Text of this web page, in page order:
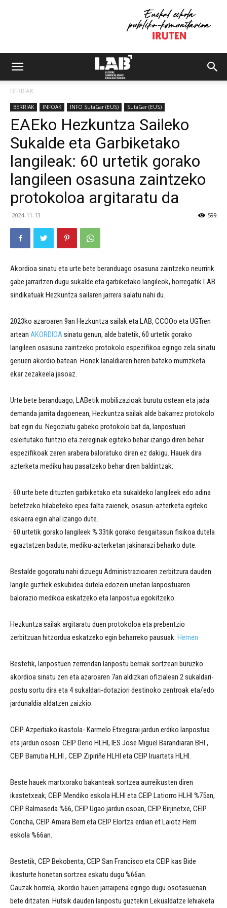
BERRIAK
BERRIAK INFOAK INFO SutaGar (EUS) SutaGar (EUS)
EAEko Hezkuntza Saileko
Sukalde eta Garbiketako
langileak: 60 urtetik gorako
langileen osasuna zaintzeko
protokoloa argitaratu da
2024-11-13 599
Akordioa sinatu eta urte bete beranduago osasuna zaintzeko neurririk
gabe jarraitzen dugu sukalde eta garbiketako langileok, horregatik LAB
sindikatuak Hezkuntza sailaren jarrera salatu nahi du.
2023ko azaroaren 9an Hezkuntza sailak eta LAB, CCOOo eta UGTren
artean AKORDIOAsinatu genun, alde batetik, 60 urtetik gorako
langileen osasuna zaintzeko protokolo espezifikoa egingo zela sinatu
genuen akordio batean. Honek lanaldiaren heren bateko murrizketa
ekar zezakeela jasoaz.
Urte bete beranduago, LABetik mobilizazioak burutu ostean eta jada
demanda jarrita dagoenean, Hezkuntza sailak alde bakarrez protokolo
bat egin du. Negoziatu gabeko protokolo bat da, lanpostuari
esleitutako funtzio eta zereginak egiteko behar izango diren behar
espezifikoak zeren arabera baloratuko diren ez dakigu. Hauek dira
azterketa mediku hau pasatzeko behar diren baldintzak:
· 60 urte bete dituzten garbiketako eta sukaldeko langileek edo adina
betetzeko hilabeteko epea falta zaienek, osasun-azterketa egiteko
eskaera egin ahal izango dute.
· 60 urtetik gorako langileek % 33tik gorako desgaitasun fisikoa dutela
egiaztatzen badute, mediku-azterketan jakinarazi beharko dute.
Bestalde gogoratu nahi dizuegu Administrazioaren zerbitzura dauden
langile guztiek eskubidea dutela edozein unetan lanpostuaren
balorazio medikoa eskatzeko eta lanpostua egokitzeko.
Hezkuntza sailak argitaratu duen protokoloa eta prebentzio
zerbitzuan hitzordua eskatzeko egin beharreko pausuak: Hemen
Bestetik, lanpostuen zerrendan lanpostu berriak sortzeari buruzko
akordioa sinatu zen eta azaroaren 7an aldizkari ofizialean 2 sukaldari-
postu sortu dira eta 4 sukaldari-dotaziori destinoko zentroak eta/edo
jardunaldia aldatzen zaizkio.
CEIP Azpeitiako ikastola- Karmelo Etxegarai jardun erdiko lanpostua
eta jardun osoan: CEIP Derio HLHI, IES Jose Miguel Barandiaran BHI ,
CEIP Barrutia HLHI , CEIP Zipiriñe HLHI eta CEIP Iruarteta HLHI.
Beste hauek martxorako bakanteak sortzea aurreikusten diren
ikastetxeak; CEIP Mendiko eskola HLHI eta CEIP Latiorro HLHI %75an,
CEIP Balmaseda %66, CEIP Ugao jardun osoan, CEIP Birjinetxe, CEIP
Concha, CEIP Amara Berri eta CEIP Elortza erdian et Laiotz Herri
eskola %66an.
Bestetik, CEP Bekobenta, CEIP San Francisco eta CEIP kas Bide
ikasturte honetan sortzea eskatu dugu %66an.
Gauzak horrela, akordio hauen jarraipena egingo dugu osotasuenan
bete ditzaten. Hutsik dauden lanpostu guztekin Lekualdatze lehiaketa